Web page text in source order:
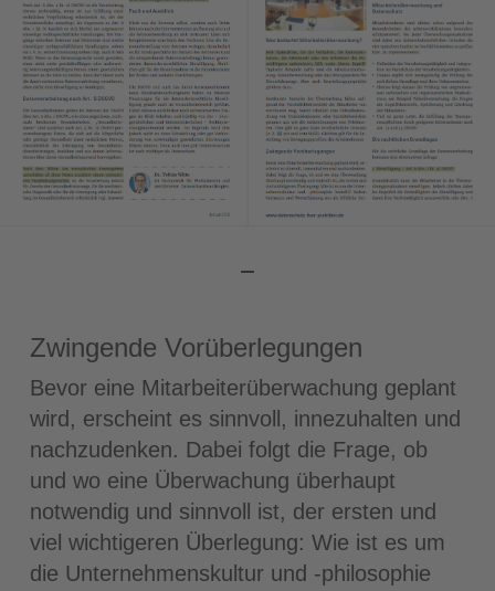
Zwingende Vorüberlegungen
Bevor eine Mitarbeiterüberwachung geplant
wird, erscheint es sinnvoll, innezuhalten und
nachzudenken. Dabei folgt die Frage, ob
und wo eine Überwachung überhaupt
notwendig und sinnvoll ist, der ersten und
viel wichtigeren Überlegung: Wie ist es um
die Unternehmenskultur und -philosophie